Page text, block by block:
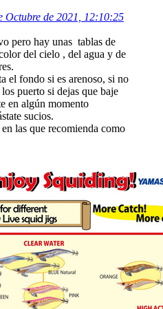
Octubre de 2021, 12:10:25
pero hay unas tablas de
del cielo , del agua y de
el fondo si es arenoso, si no
puerto si dejas que baje
en algún momento
sucios.
las que recomienda como